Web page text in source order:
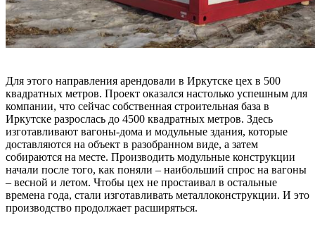
Для этого направления арендовали в Иркутске цех в 500
квадратных метров. Проект оказался настолько успешным для
компании, что сейчас собственная строительная база в
Иркутске разрослась до 4500 квадратных метров. Здесь
изготавливают вагоны-дома и модульные здания, которые
доставляются на объект в разобранном виде, а затем
собираются на месте. Производить модульные конструкции
начали после того, как поняли – наибольший спрос на вагоны
– весной и летом. Чтобы цех не простаивал в остальные
времена года, стали изготавливать металлоконструкции. И это
производство продолжает расширяться.